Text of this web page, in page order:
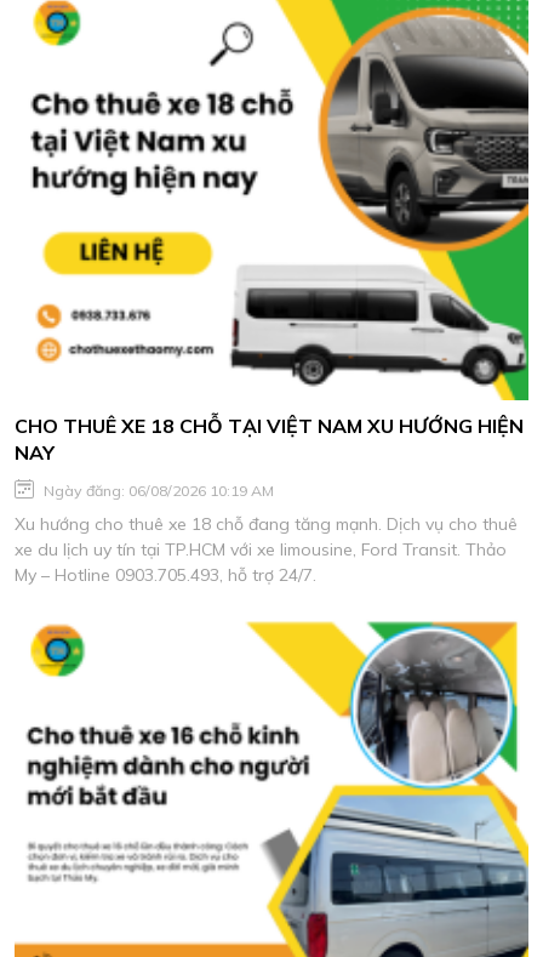
CHO THUÊ XE 18 CHỖ TẠI VIỆT NAM XU HƯỚNG HIỆN
NAY
Ngày đăng: 06/08/2026 10:19 AM
Xu hướng cho thuê xe 18 chỗ đang tăng mạnh. Dịch vụ cho thuê
xe du lịch uy tín tại TP.HCM với xe limousine, Ford Transit. Thảo
My – Hotline 0903.705.493, hỗ trợ 24/7.